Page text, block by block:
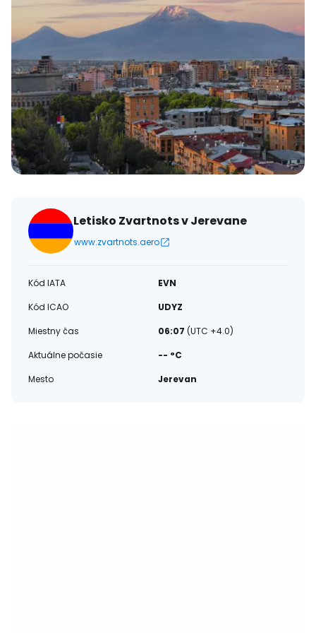
Letisko Zvartnots v Jerevane
www.zvartnots.aero
Kód IATA
EVN
Kód ICAO
UDYZ
Miestny čas
06:07 (UTC +4.0)
Aktuálne počasie
-- °C
Mesto
Jerevan